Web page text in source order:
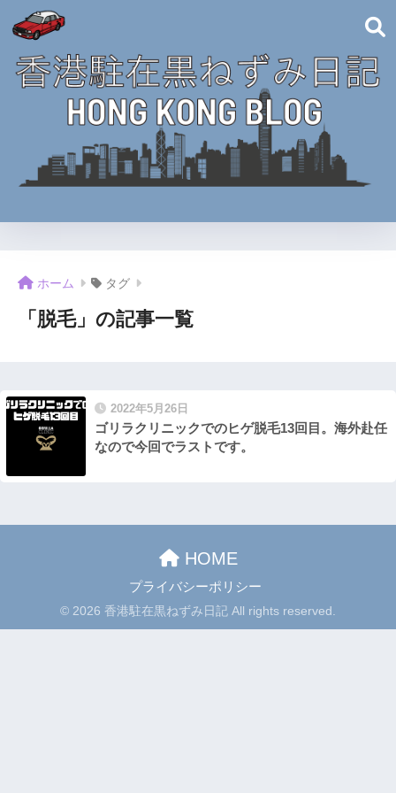
ホーム タグ
「脱毛」の記事一覧
2022年5月26日
ゴリラクリニックでのヒゲ脱毛13回目。海外赴任
なので今回でラストです。
HOME
プライバシーポリシー
© 2026 香港駐在黒ねずみ日記 All rights reserved.